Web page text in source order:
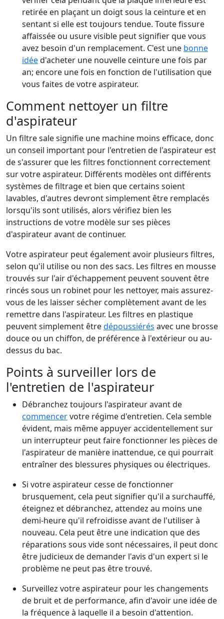
retirée en plaçant un doigt sous la ceinture et en
sentant si elle est toujours tendue. Toute fissure
affaissée ou usure visible peut signifier que vous
avez besoin d'un remplacement. C'est une bonne
idéed'acheter une nouvelle ceinture une fois par
an; encore une fois en fonction de l'utilisation que
vous faites de votre aspirateur.
Comment nettoyer un filtre
d'aspirateur
Un filtre sale signifie une machine moins efficace, donc
un conseil important pour l'entretien de l'aspirateur est
de s'assurer que les filtres fonctionnent correctement
sur votre aspirateur. Différents modèles ont différents
systèmes de filtrage et bien que certains soient
lavables, d'autres devront simplement être remplacés
lorsqu'ils sont utilisés, alors vérifiez bien les
instructions de votre modèle sur ses pièces
d'aspirateur avant de continuer.
Votre aspirateur peut également avoir plusieurs filtres,
selon qu'il utilise ou non des sacs. Les filtres en mousse
trouvés sur l'air d'échappement peuvent souvent être
rincés sous un robinet pour les nettoyer, mais assurez-
vous de les laisser sécher complètement avant de les
remettre dans l'aspirateur. Les filtres en plastique
peuvent simplement êtredépoussiérés avec une brosse
douce ou un chiffon, de préférence à l'extérieur ou au-
dessus du bac.
Points à surveiller lors de
l'entretien de l'aspirateur
Débranchez toujours l'aspirateur avant de
commencervotre régime d'entretien. Cela semble
évident, mais même appuyer accidentellement sur
un interrupteur peut faire fonctionner les pièces de
l'aspirateur de manière inattendue, ce qui pourrait
entraîner des blessures physiques ou électriques.
Si votre aspirateur cesse de fonctionner
brusquement, cela peut signifier qu'il a surchauffé,
éteignez et débranchez, attendez au moins une
demi-heure qu'il refroidisse avant de l'utiliser à
nouveau. Cela peut être une indication que des
réparations sous vide sont nécessaires, il peut donc
être judicieux de demander l'avis d'un expert si le
problème ne peut pas être trouvé.
Surveillez votre aspirateur pour les changements
de bruit et de performance, afin d'avoir une idée de
la fréquence à laquelle il a besoin d'attention.